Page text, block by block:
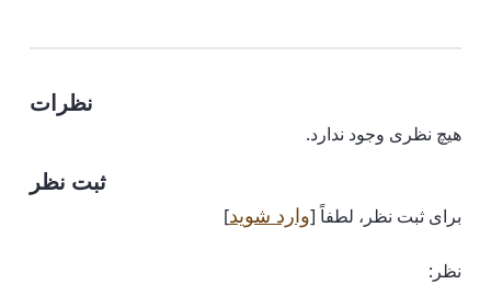
نظرات
هیچ نظری وجود ندارد.
ثبت نظر
برای ثبت نظر، لطفاً [وارد شوید]
نظر: